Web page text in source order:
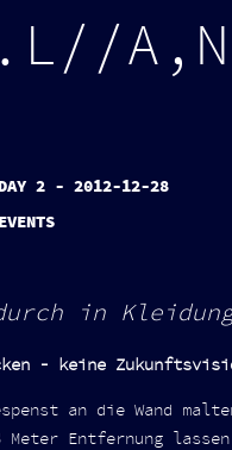
2 - 2012-12-28
EVENTS
. L/ /A , N
durch in
- keine
an die Wand
Entfernung